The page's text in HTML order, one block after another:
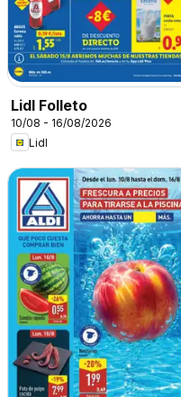
Lidl Folleto
10/08 - 16/08/2026
Lidl